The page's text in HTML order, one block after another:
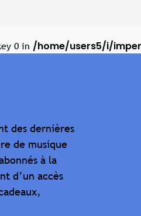
0 in /home/users5/i/
des dernières
de musique
à la
d’un accès